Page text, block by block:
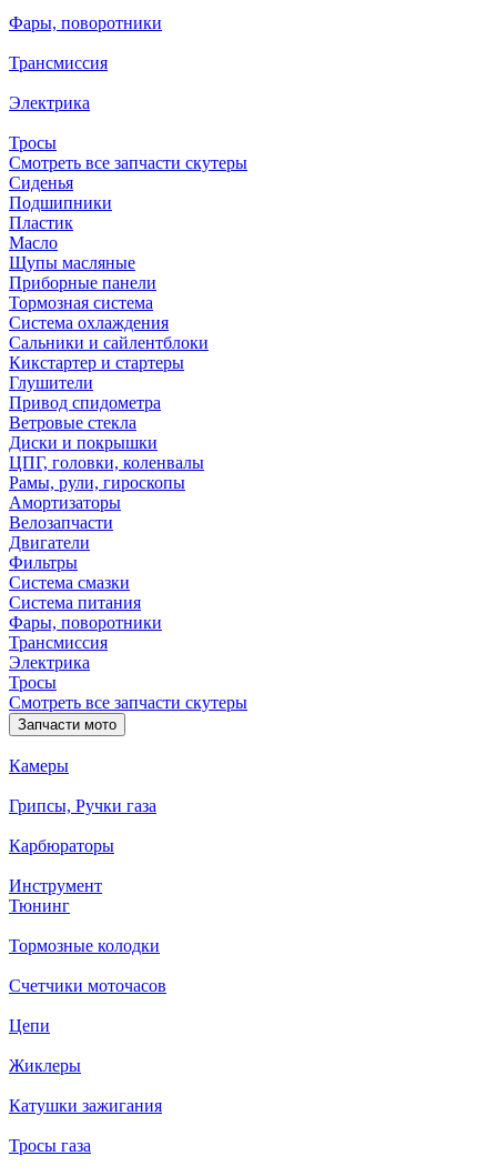
Фары, поворотники
Трансмиссия
Электрика
Тросы
Смотреть все запчасти скутеры
Сиденья
Подшипники
Пластик
Масло
Щупы масляные
Приборные панели
Тормозная система
Система охлаждения
Сальники и сайлентблоки
Кикстартер и стартеры
Глушители
Привод спидометра
Ветровые стекла
Диски и покрышки
ЦПГ, головки, коленвалы
Рамы, рули, гироскопы
Амортизаторы
Велозапчасти
Двигатели
Фильтры
Система смазки
Система питания
Фары, поворотники
Трансмиссия
Электрика
Тросы
Смотреть все запчасти скутеры
Запчасти мото
Камеры
Грипсы, Ручки газа
Карбюраторы
Инструмент
Тюнинг
Тормозные колодки
Счетчики моточасов
Цепи
Жиклеры
Катушки зажигания
Тросы газа